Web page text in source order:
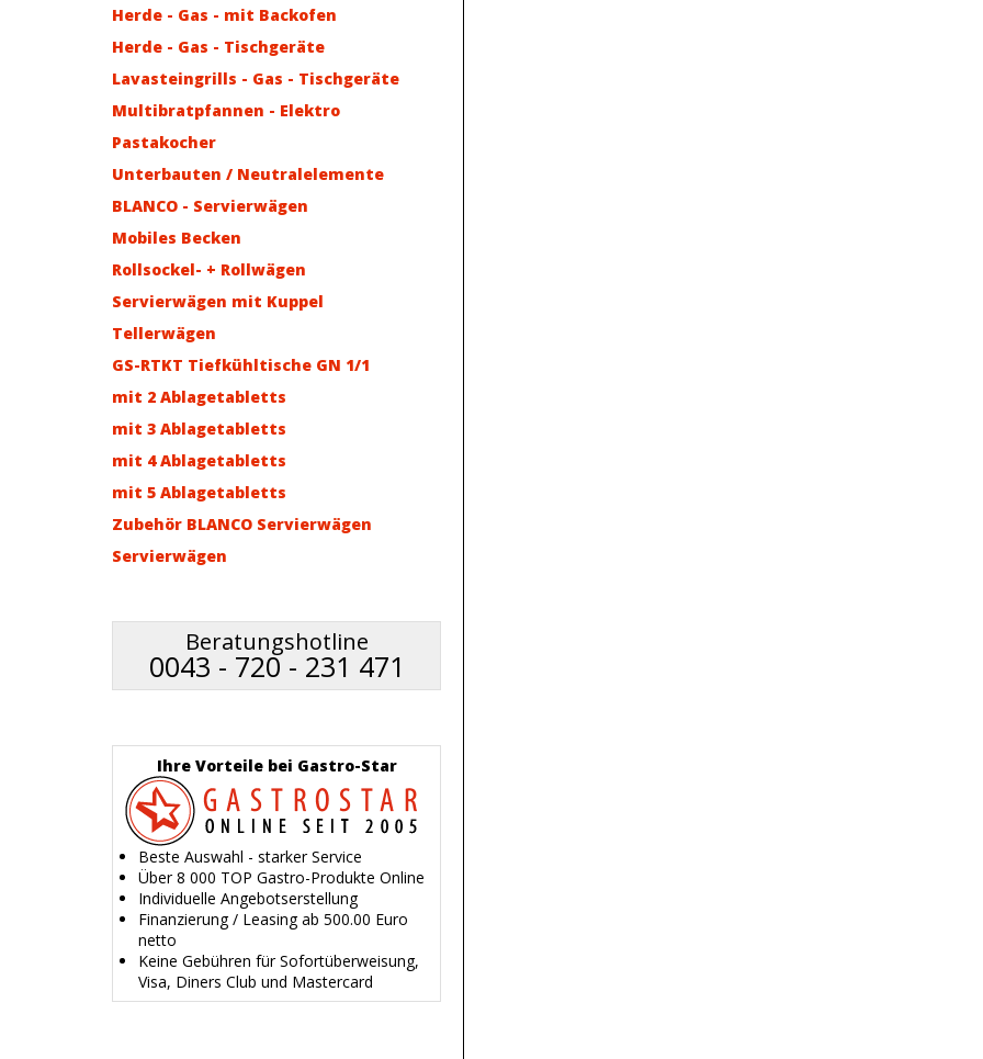
Herde - Gas - mit Backofen
Herde - Gas - Tischgeräte
Lavasteingrills - Gas - Tischgeräte
Multibratpfannen - Elektro
Pastakocher
Unterbauten / Neutralelemente
BLANCO - Servierwägen
Mobiles Becken
Rollsockel- + Rollwägen
Servierwägen mit Kuppel
Tellerwägen
GS-RTKT Tiefkühltische GN 1/1
mit 2 Ablagetabletts
mit 3 Ablagetabletts
mit 4 Ablagetabletts
mit 5 Ablagetabletts
Zubehör BLANCO Servierwägen
Servierwägen
Beratungshotline
0043 - 720 - 231 471
Ihre Vorteile bei Gastro-Star
Beste Auswahl - starker Service
Über 8 000 TOP Gastro-Produkte Online
Individuelle Angebotserstellung
Finanzierung / Leasing ab 500.00 Euro
netto
Keine Gebühren für Sofortüberweisung,
Visa, Diners Club und Mastercard